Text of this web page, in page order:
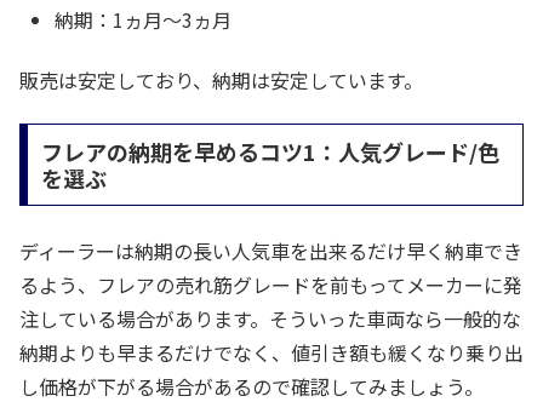
納期：1ヵ月～3ヵ月
販売は安定しており、納期は安定しています。
フレアの納期を早めるコツ1：人気グレード/色
を選ぶ
ディーラーは納期の長い人気車を出来るだけ早く納車でき
るよう、フレアの売れ筋グレードを前もってメーカーに発
注している場合があります。そういった車両なら一般的な
納期よりも早まるだけでなく、値引き額も緩くなり乗り出
し価格が下がる場合があるので確認してみましょう。